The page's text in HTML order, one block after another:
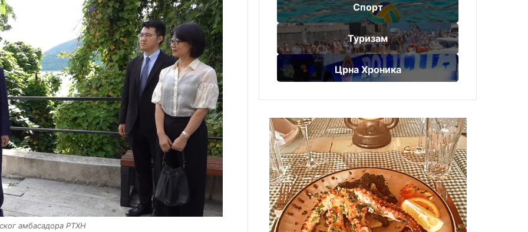
амбасадора РТХН
Спорт
Туризам
Црна Хроника